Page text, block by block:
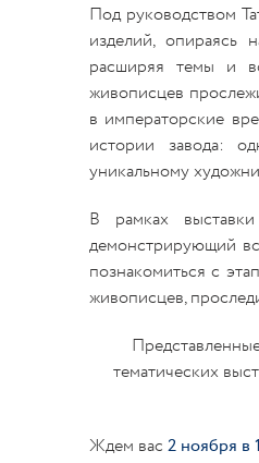
Под руководством
изделий, опираясь
расширяя темы и
живописцев
в императорские
истории завода:
уникальному
В рамках
демонстрирующий
познакомиться с
живописцев,
тематических
Ждем вас 2 ноября в